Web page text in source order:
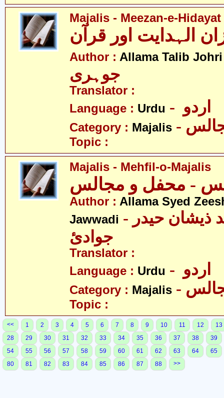
Majalis - Meezan-e-
Author : Allama Talib Johri
جوہری
Translator :
Language : Urdu
Category : Majalis
Topic :
Majalis - Mehfil-o-Majalis
Author : Allama Syed
Jawwadi - علامہ سیّد ذیشان حیدر
جوادئ
Translator :
Language : Urdu
Category : Majalis
Topic :
<< 1 2 3 4 5 6 7 8 9 10 11 12
13
28
29 30 31 32 33 34 35 36 37 38
39
54
55 56 57 58 59 60 61 62 63 64
65
80
81 82 83 84 85 86 87 88 >>